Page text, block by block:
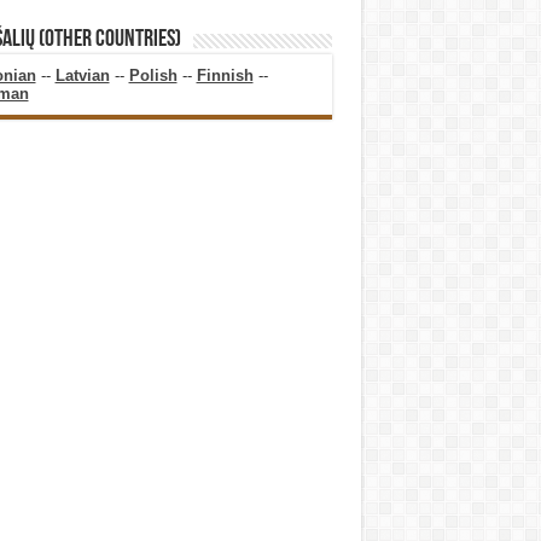
(OTHER COUNTRIES)
-- Latvian-- Polish-- Finnish--